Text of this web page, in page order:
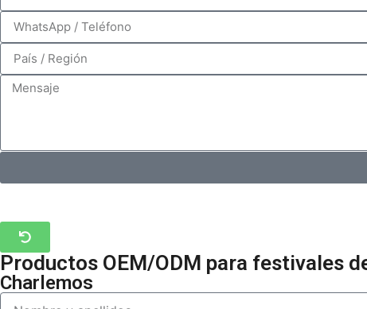
Productos OEM/ODM para festivales
Charlemos